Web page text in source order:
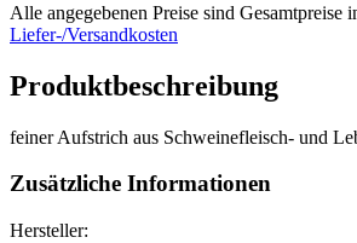
Alle angegebenen Preise sind
Liefer-/Versandkosten
Produktbeschreibung
feiner Aufstrich aus Schweinefleisch- und
Zusätzliche Informationen
Hersteller: